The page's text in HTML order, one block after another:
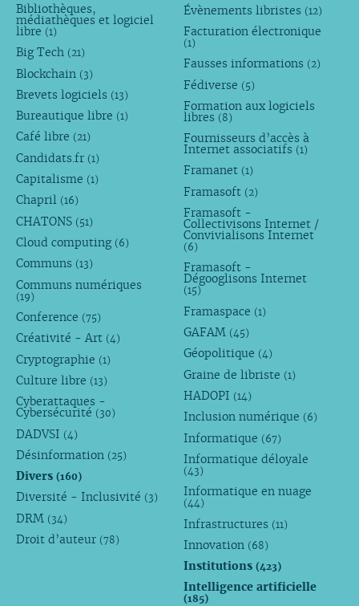
Bibliothèques,
médiathèques et logiciel
libre (1)
Big Tech (21)
Blockchain (3)
Brevets logiciels (13)
Bureautique libre (1)
Café libre (21)
Candidats.fr (1)
Capitalisme (1)
Chapril (16)
CHATONS (51)
Cloud computing (6)
Communs (13)
Communs numériques
(19)
Conference (75)
Créativité - Art (4)
Cryptographie (1)
Culture libre (13)
Cyberattaques -
Cybersécurité (30)
DADVSI (4)
Désinformation (25)
Divers (160)
Diversité - Inclusivité (3)
DRM (34)
Droit d’auteur (78)
Évènements libristes (12)
Facturation électronique
(1)
Fausses informations (2)
Fédiverse (5)
Formation aux logiciels
libres (8)
Fournisseurs d’accès à
Internet associatifs (1)
Framanet (1)
Framasoft (2)
Framasoft -
Collectivisons Internet /
Convivialisons Internet
(6)
Framasoft -
Dégooglisons Internet
(15)
Framaspace (1)
GAFAM (45)
Géopolitique (4)
Graine de libriste (1)
HADOPI (14)
Inclusion numérique (6)
Informatique (67)
Informatique déloyale
(43)
Informatique en nuage
(44)
Infrastructures (11)
Innovation (68)
Institutions(423)
Intelligence artificielle
(185)